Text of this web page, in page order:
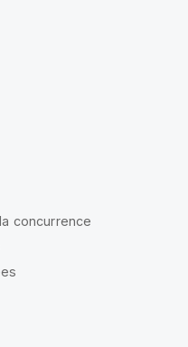
concurrence